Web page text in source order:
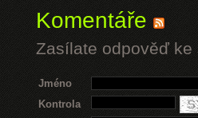
Komentáře
Zasílate odpověď
Jméno
Kontrola